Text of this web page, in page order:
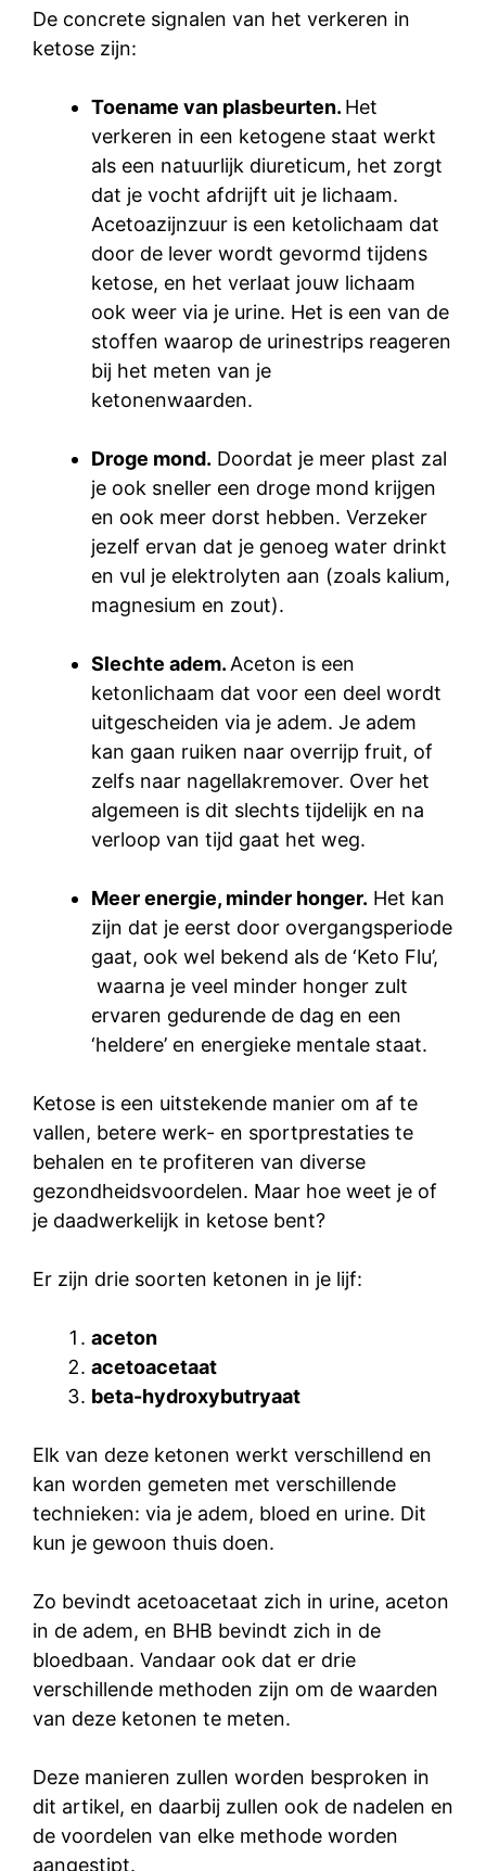
De concrete signalen van het verkeren in
ketose zijn:
Toename van plasbeurten. Het
verkeren in een ketogene staat werkt
als een natuurlijk diureticum, het zorgt
dat je vocht afdrijft uit je lichaam.
Acetoazijnzuur is een ketolichaam dat
door de lever wordt gevormd tijdens
ketose, en het verlaat jouw lichaam
ook weer via je urine. Het is een van de
stoffen waarop de urinestrips reageren
bij het meten van je
ketonenwaarden.
Droge mond. Doordat je meer plast zal
je ook sneller een droge mond krijgen
en ook meer dorst hebben. Verzeker
jezelf ervan dat je genoeg water drinkt
en vul je elektrolyten aan (zoals kalium,
magnesium en zout).
Slechte adem. Aceton is een
ketonlichaam dat voor een deel wordt
uitgescheiden via je adem. Je adem
kan gaan ruiken naar overrijp fruit, of
zelfs naar nagellakremover. Over het
algemeen is dit slechts tijdelijk en na
verloop van tijd gaat het weg.
Meer energie, minder honger. Het kan
zijn dat je eerst door overgangsperiode
gaat, ook wel bekend als de ‘Keto Flu’,
waarna je veel minder honger zult
ervaren gedurende de dag en een
‘heldere’ en energieke mentale staat.
Ketose is een uitstekende manier om af te
vallen, betere werk- en sportprestaties te
behalen en te profiteren van diverse
gezondheidsvoordelen. Maar hoe weet je of
je daadwerkelijk in ketose bent?
Er zijn drie soorten ketonen in je lijf:
aceton
acetoacetaat
beta-hydroxybutryaat
Elk van deze ketonen werkt verschillend en
kan worden gemeten met verschillende
technieken: via je adem, bloed en urine. Dit
kun je gewoon thuis doen.
Zo bevindt acetoacetaat zich in urine, aceton
in de adem, en BHB bevindt zich in de
bloedbaan. Vandaar ook dat er drie
verschillende methoden zijn om de waarden
van deze ketonen te meten.
Deze manieren zullen worden besproken in
dit artikel, en daarbij zullen ook de nadelen en
de voordelen van elke methode worden
aangestipt.